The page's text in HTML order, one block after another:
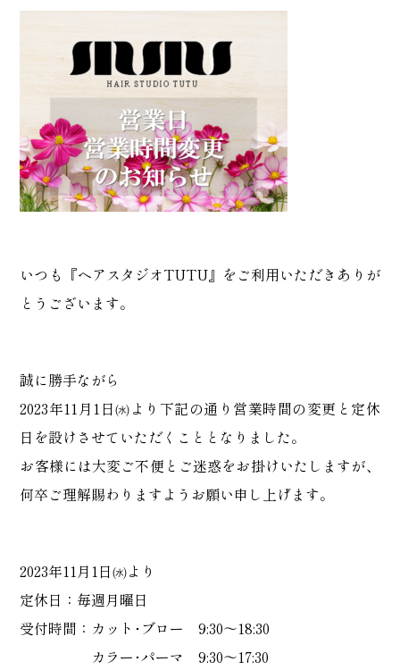
いつも『ヘアスタジオTUTU』をご利用いただきありが
とうございます。
誠に勝手ながら
2023年11月1日㈬より下記の通り営業時間の変更と定休
日を設けさせていただくこととなりました。
お客様には大変ご不便とご迷惑をお掛けいたしますが、
何卒ご理解賜わりますようお願い申し上げます。
2023年11月1日㈬より
定休日：毎週月曜日
受付時間：カット･ブロー 9:30～18:30
カラー･パーマ 9:30～17:30